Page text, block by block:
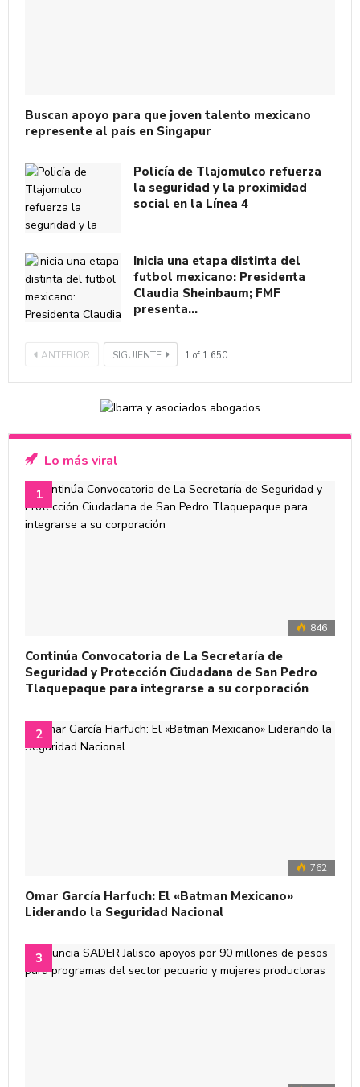
Buscan apoyo para que joven talento mexicano
represente al país en Singapur
Policía de Tlajomulco refuerza
la seguridad y la proximidad
social en la Línea 4
Inicia una etapa distinta del
futbol mexicano: Presidenta
Claudia Sheinbaum; FMF
presenta…
ANTERIOR SIGUIENTE 1 of 1.650
Lo más viral
846
Continúa Convocatoria de La Secretaría de
Seguridad y Protección Ciudadana de San Pedro
Tlaquepaque para integrarse a su corporación
762
Omar García Harfuch: El «Batman Mexicano»
Liderando la Seguridad Nacional